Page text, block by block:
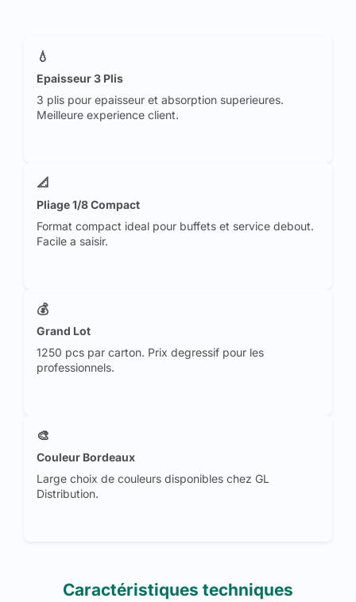
💧
Epaisseur 3 Plis
3 plis pour epaisseur et absorption superieures.
Meilleure experience client.
📐
Pliage 1/8 Compact
Format compact ideal pour buffets et service debout.
Facile a saisir.
💰
Grand Lot
1250 pcs par carton. Prix degressif pour les
professionnels.
🎨
Couleur Bordeaux
Large choix de couleurs disponibles chez GL
Distribution.
Caractéristiques techniques